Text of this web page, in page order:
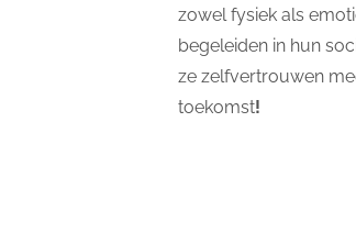
zowel fysiek als
begeleiden in hun
ze zelfvertrouwen
toekomst!